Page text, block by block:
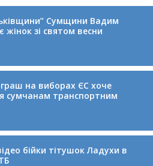
Сумщини Вадим
жінок зі святом весни
на виборах ЄС хоче
сумчанам транспортним
бійки тітушок Ладухи в